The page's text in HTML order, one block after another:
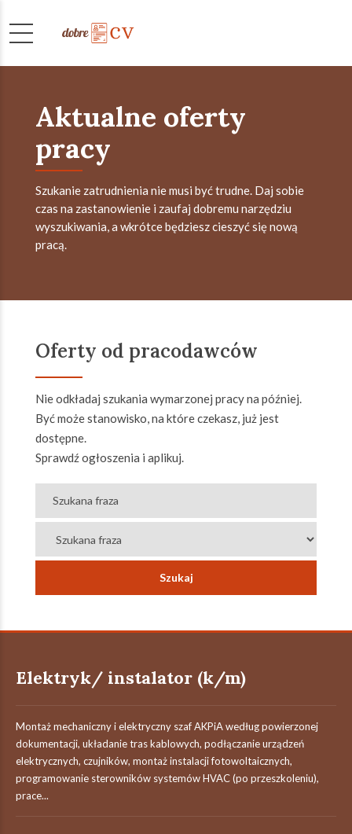
Aktualne oferty
pracy
Szukanie zatrudnienia nie musi być trudne. Daj sobie
czas na zastanowienie i zaufaj dobremu narzędziu
wyszukiwania, a wkrótce będziesz cieszyć się nową
pracą.
Oferty od pracodawców
Nie odkładaj szukania wymarzonej pracy na później.
Być może stanowisko, na które czekasz, już jest
dostępne.
Sprawdź ogłoszenia i aplikuj.
Elektryk/ instalator (k/m)
Montaż mechaniczny i elektryczny szaf AKPiA według powierzonej
dokumentacji, układanie tras kablowych, podłączanie urządzeń
elektrycznych, czujników, montaż instalacji fotowoltaicznych,
programowanie sterowników systemów HVAC (po przeszkoleniu),
prace...